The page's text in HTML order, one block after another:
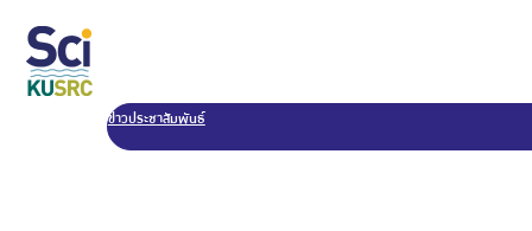
ข่าวประชาสัมพันธ์